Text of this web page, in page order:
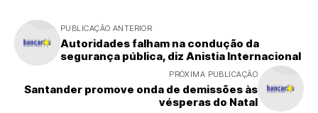
PUBLICAÇÃO ANTERIOR
Autoridades falham na condução da
segurança pública, diz Anistia Internacional
PRÓXIMA PUBLICAÇÃO
Santander promove onda de demissões às
vésperas do Natal